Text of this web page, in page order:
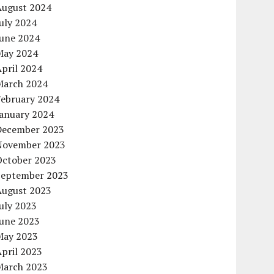
2024
2024
2024
2024
2024
2024
2024
2024
2023
2023
2023
2023
2023
2023
2023
2023
2023
2023